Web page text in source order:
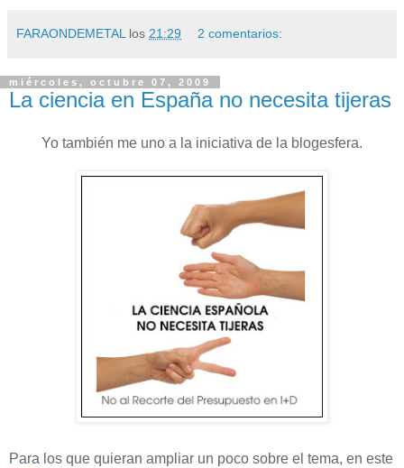
FARAONDEMETAL los 21:29 2 comentarios:
miércoles, octubre 07, 2009
La ciencia en España no necesita tijeras
Yo también me uno a la iniciativa de la blogesfera.
Para los que quieran ampliar un poco sobre el tema, en este